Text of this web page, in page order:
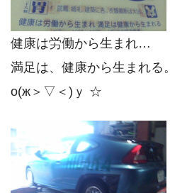
健康は労働から生まれ…
満足は、健康から生まれる。
о(ж＞▽＜)ｙ ☆